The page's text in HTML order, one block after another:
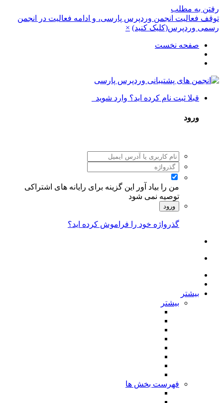
رفتن به مطلب
توقف فعالیت انجمن وردپرس پارسی، و ادامه فعالیت در انجمن
رسمی وردپرس(کلیک کنید) ×
صفحه نخست
قبلا ثبت نام کرده اید؟ وارد شوید
ورود
من را بیاد آور
این گزینه برای رایانه های اشتراکی
توصیه نمی شود
ورود
گذرواژه خود را فراموش کرده اید؟
بیشتر
بیشتر
فهرست بخش ها